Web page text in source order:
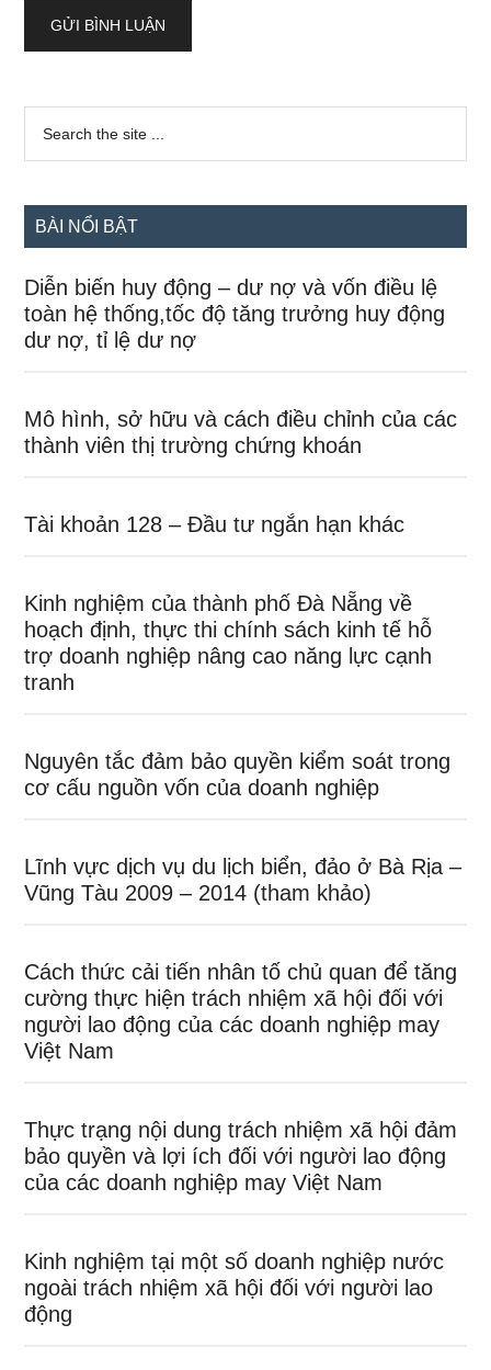
Sidebar
chính
...
BÀI NỔI BẬT
Diễn biến huy động – dư nợ và vốn điều lệ
toàn hệ thống,tốc độ tăng trưởng huy động
dư nợ, tỉ lệ dư nợ
Mô hình, sở hữu và cách điều chỉnh của các
thành viên thị trường chứng khoán
Tài khoản 128 – Đầu tư ngắn hạn khác
Kinh nghiệm của thành phố Đà Nẵng về
hoạch định, thực thi chính sách kinh tế hỗ
trợ doanh nghiệp nâng cao năng lực cạnh
tranh
Nguyên tắc đảm bảo quyền kiểm soát trong
cơ cấu nguồn vốn của doanh nghiệp
Lĩnh vực dịch vụ du lịch biển, đảo ở Bà Rịa –
Vũng Tàu 2009 – 2014 (tham khảo)
Cách thức cải tiến nhân tố chủ quan để tăng
cường thực hiện trách nhiệm xã hội đối với
người lao động của các doanh nghiệp may
Việt Nam
Thực trạng nội dung trách nhiệm xã hội đảm
bảo quyền và lợi ích đối với người lao động
của các doanh nghiệp may Việt Nam
Kinh nghiệm tại một số doanh nghiệp nước
ngoài trách nhiệm xã hội đối với người lao
động